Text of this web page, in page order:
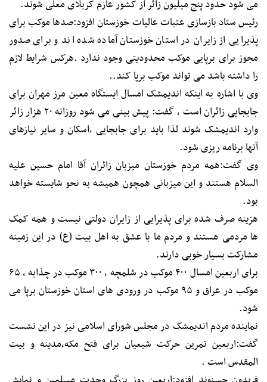
می شود حدود پنج میلیون زائر از کشور عازم کربلای معلی شوند.
رئیس ستاد بازسازی عتبات عالیات خوزستان افزود:صدها موکب برای
پذیرایی از زایران در استان خوزستان آماده شده اند و برای صدور
مجوز برای برپایی موکب محدودیتی وجود ندارد .هرکس شرایط لازم
را داشته باشد می تواند موکب برپا کند..
وی با اشاره به اینکه اندیمشک امسال ایستگاه معین مرز مهران برای
جابجایی زائران است ، گفت: پیش بینی می شود روزانه ۲۰ هزار زائر
وارد اندیمشک شوند لذا باید برای جابجایی ،اسکان و سایر نیازهای
آنها برنامه ریزی شود.
وی گفت:همه مردم خوزستان میزبان زائران آقا امام حسین علیه
السلام هستند و این میزبانی همچون همیشه به نحو شایسته خواهد
بود.
هزینه صرف شده برای پذیرایی از زایران دولتی نیست و همه کمک
ها مردمی هستند و مردم ما با عشق به اهل بیت (ع) در این زمینه
مشارکت بسیار خوبی دارند.
برای اربعین امسال ۴۰۰ موکب در شلمچه ، ۳۰۰ موکب در چذابه ، ۶۵
موکب در عراق و ۹۵ موکب در ورودی های استان خوزستان برپا می
شود.
نماینده مردم اندیمشک در مجلس شورای اسلامی نیز در این نشست
گفت:اربعین تمرین حرکت شیعیان برای فتح مکه،مدینه و بیت
المقدس است .